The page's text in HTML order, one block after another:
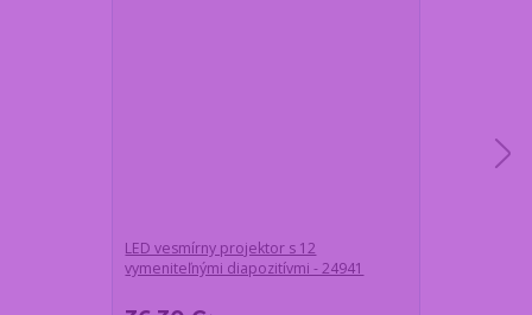
LED vesmírny projektor s 12
vymeniteľnými diapozitívmi - 24941